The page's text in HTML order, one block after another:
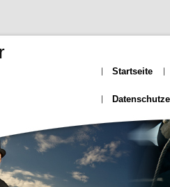
Startseite